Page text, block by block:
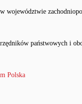
województwie
państwowych i
Polska